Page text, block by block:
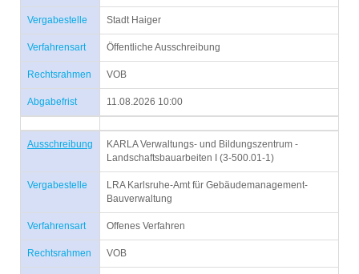
Vergabestelle Stadt Haiger
Verfahrensart Öffentliche Ausschreibung
Rechtsrahmen VOB
Abgabefrist 11.08.2026 10:00
Ausschreibung
KARLA Verwaltungs- und Bildungszentrum -
Landschaftsbauarbeiten I (3-500.01-1)
Vergabestelle
LRA Karlsruhe-Amt für Gebäudemanagement-
Bauverwaltung
Verfahrensart Offenes Verfahren
Rechtsrahmen VOB